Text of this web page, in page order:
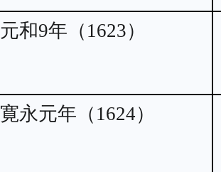
元和9年（1623）
寛永元年（1624）